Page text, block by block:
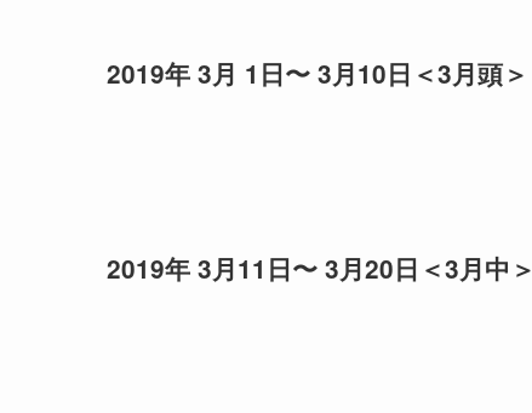
2019年 3月 1日〜 3月10日＜3月頭＞
2019年 3月11日〜 3月20日＜3月中＞